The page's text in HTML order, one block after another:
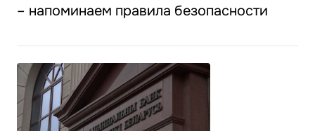
– напоминаем правила безопасности